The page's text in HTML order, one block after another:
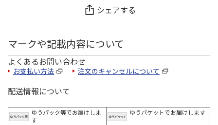
シェアする
マークや記載内容について
よくあるお問い合わせ
お支払い方法 注文のキャンセルについて
配送情報について
ゆうパック等でお届けしま
す
ゆうパケットでお届けします